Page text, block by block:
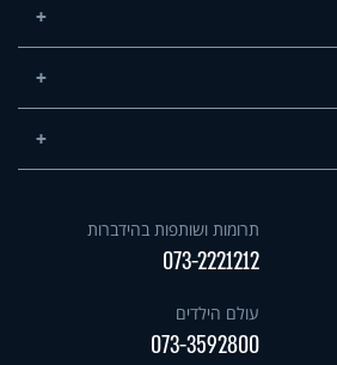
תרומות ושותפות בהידברות
073-2221212
עולם הילדים
073-3592800